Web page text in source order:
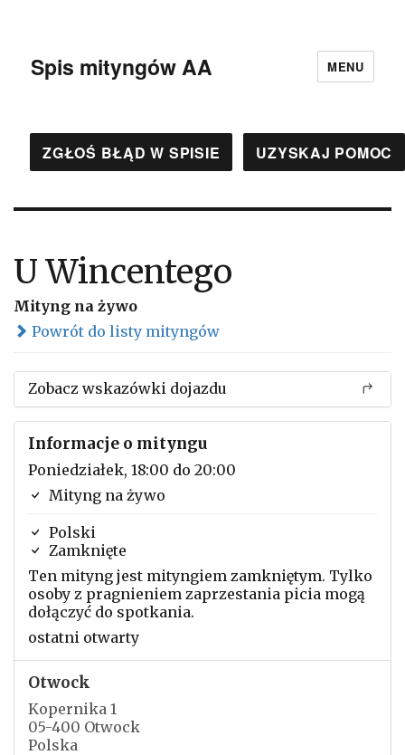
Spis mityngów AA MENU
ZGŁOŚ BŁĄD W SPISIE UZYSKAJ POMOC
U Wincentego
Mityng na żywo
Powrót do listy mityngów
Zobacz wskazówki dojazdu
Informacje o mityngu
Poniedziałek, 18:00 do 20:00
Mityng na żywo
Polski
Zamknięte
Ten mityng jest mityngiem zamkniętym. Tylko
osoby z pragnieniem zaprzestania picia mogą
dołączyć do spotkania.
ostatni otwarty
Otwock
Kopernika 1
05-400 Otwock
Polska